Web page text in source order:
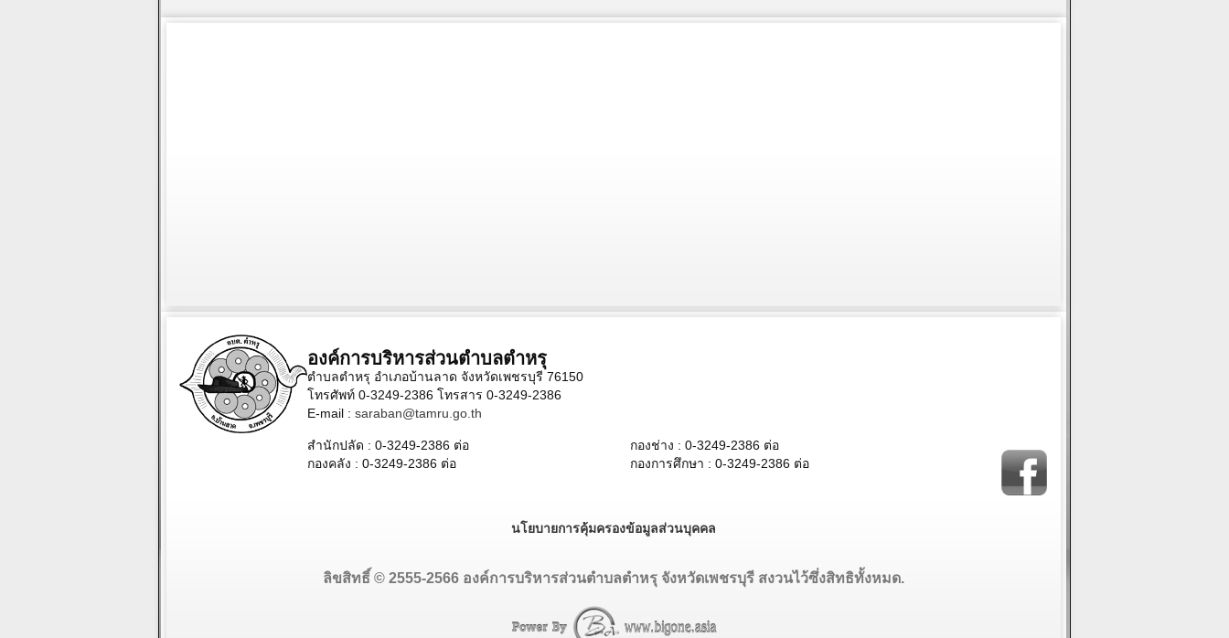
องค์การบริหารส่วนตำบลตำหรุ
ตำบลตำหรุ อำเภอบ้านลาด จังหวัดเพชรบุรี 76150
โทรศัพท์ 0-3249-2386 โทรสาร 0-3249-2386
E-mail : saraban@tamru.go.th
สำนักปลัด : 0-3249-2386 ต่อ
กองคลัง : 0-3249-2386 ต่อ
กองช่าง : 0-3249-2386 ต่อ
กองการศึกษา : 0-3249-2386 ต่อ
นโยบายการคุ้มครองข้อมูลส่วนบุคคล
ลิขสิทธิ์ © 2555-2566 องค์การบริหารส่วนตำบลตำหรุ จังหวัดเพชรบุรี สงวนไว้ซึ่งสิทธิทั้งหมด.